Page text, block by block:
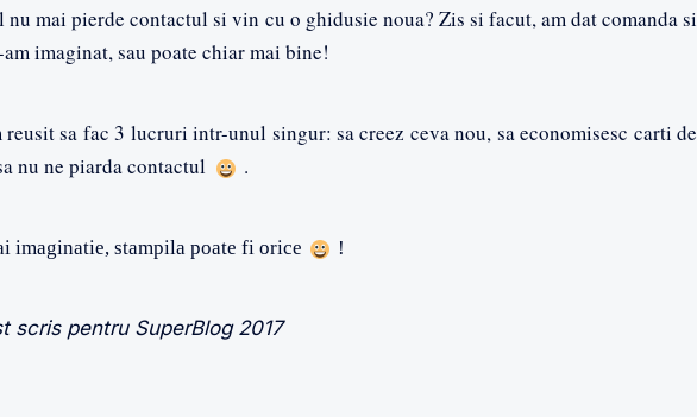
mai pierde contactul si vin cu o ghidusie noua? Zis si facut, am dat comanda si
imaginat, sau poate chiar mai bine!
reusit sa fac 3 lucruri intr-unul singur: sa creez ceva nou, sa economisesc carti de
nu ne piarda contactul
.
imaginatie, stampila poate fi orice !
scris pentru SuperBlog 2017